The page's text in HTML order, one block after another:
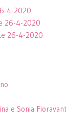
4-2020
26-4-2020
26-4-2020
e Sonia